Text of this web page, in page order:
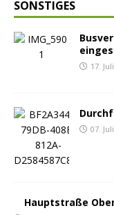
SONSTIGES
17.
07.
Hauptstraße